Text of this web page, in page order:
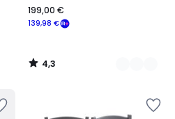
139,98 €
199,00 €
4,3
/